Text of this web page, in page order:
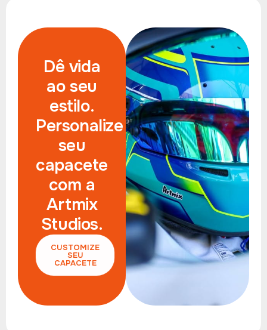
Dê vida
ao seu
estilo.
Personalize
seu
capacete
com a
Artmix
Studios.
CUSTOMIZE
SEU
CAPACETE